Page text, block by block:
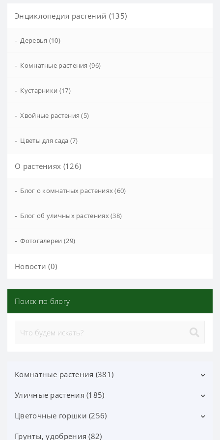
Энциклопедия растений (135)
- Деревья (10)
- Комнатные растения (96)
- Кустарники (17)
- Хвойные растения (5)
- Цветы для сада (7)
О растениях (126)
- Блог о комнатных растениях (60)
- Блог об уличных растениях (38)
- Фотогалереи (29)
Новости (0)
Поиск по блогу
Комнатные растения (381)
Декоративно-лиственные (113)
Цветущие (37)
Орхидеи фаленопсис (70)
Уличные растения (185)
Лиственные кустарники (25)
Цветущие кустарники (52)
Цветочные горшки (256)
Горшки Лечуза, Аксессуары (87)
Грунты, удобрения (82)